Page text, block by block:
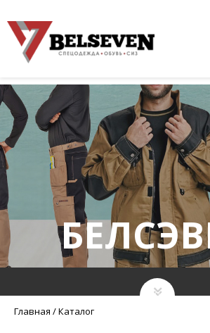
Главная /Каталог